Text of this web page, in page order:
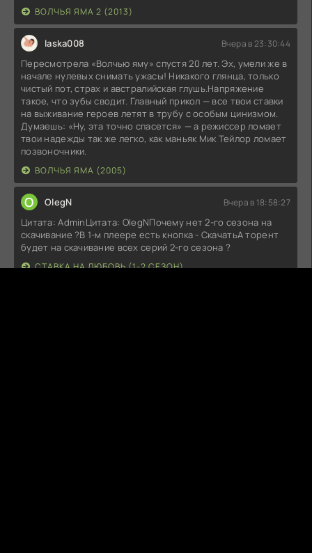
ВОЛЧЬЯ ЯМА 2 (2013)
laska008 Вчера в 23:30:44
Пересмотрела «Волчью яму» спустя 20 лет. Эх, умели же в
начале нулевых снимать ужасы! Никакого глянца, только
чистый пот, страх и австралийская глушь.Напряжение
такое, что зубы сводит. Главный прикол — все твои ставки
на выживание героев летят в трубу с особым цинизмом.
Думаешь: «Ну, эта точно спасется» — а режиссер ломает
твои надежды так же легко, как маньяк Мик Тейлор ломает
позвоночники.
ВОЛЧЬЯ ЯМА (2005)
O OlegN Вчера в 18:58:27
Цитата: AdminЦитата: OlegNПочему нет 2-го сезона на
скачивание ?В 1-м плеере есть кнопка - СкачатьА торент
будет на скачивание всех серий 2-го сезона ?
СТАВКА НА ЛЮБОВЬ (1-2 СЕЗОН)